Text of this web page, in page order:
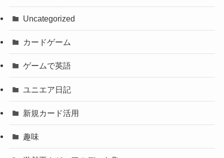
Uncategorized
カードゲーム
ゲームで英語
ユニエア日記
新規カード活用
趣味